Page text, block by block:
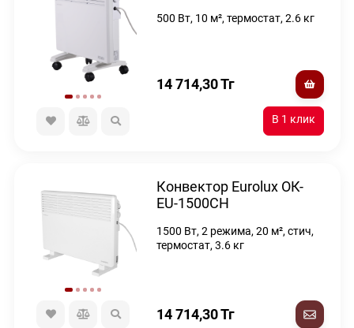
500 Вт, 10 м², термостат, 2.6 кг
14 714,30Тг
Конвектор Eurolux ОК-
EU-1500CH
1500 Вт, 2 режима, 20 м², стич,
термостат, 3.6 кг
14 714,30Тг